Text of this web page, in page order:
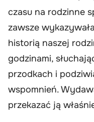
czasu na rodzinne
zawsze
historią naszej
godzinami,
przodkach i
wspomnień.
przekazać ją